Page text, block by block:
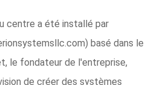
centre a été installé par
basé dans le
le fondateur de l'entreprise,
de créer des systèmes